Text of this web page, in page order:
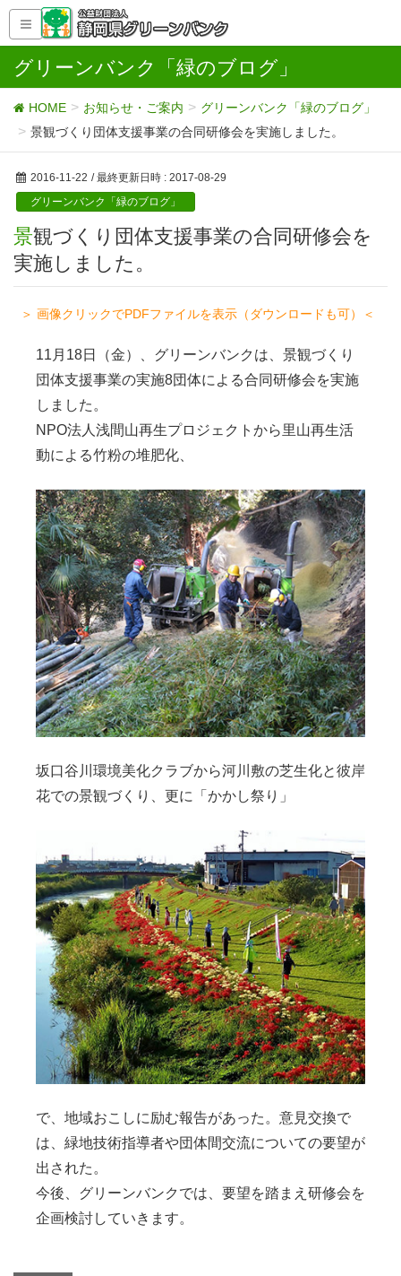
グリーンバンク「緑のブログ」
HOME お知らせ・ご案内
グリーンバンク「緑のブログ」
景観づくり団体支援事業の合同研修会を実施しました。
2016-11-22 / 最終更新日時 : 2017-08-29
グリーンバンク「緑のブログ」
景観づくり団体支援事業の合同研修会を
実施しました。
＞ 画像クリックでPDFファイルを表示（ダウンロードも可）＜
11月18日（金）、グリーンバンクは、景観づくり
団体支援事業の実施8団体による合同研修会を実施
しました。
NPO法人浅間山再生プロジェクトから里山再生活
動による竹粉の堆肥化、
坂口谷川環境美化クラブから河川敷の芝生化と彼岸
花での景観づくり、更に「かかし祭り」
で、地域おこしに励む報告があった。意見交換で
は、緑地技術指導者や団体間交流についての要望が
出された。
今後、グリーンバンクでは、要望を踏まえ研修会を
企画検討していきます。